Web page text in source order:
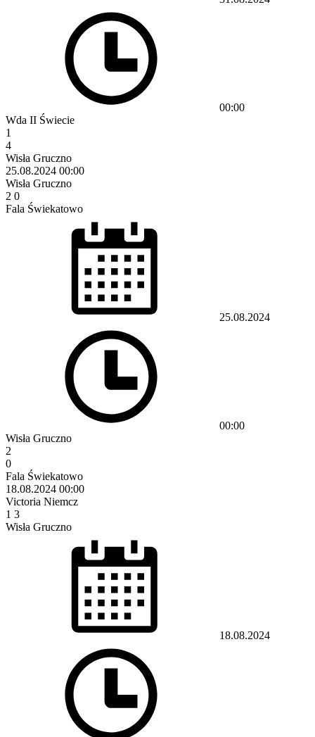
00:00
Wda II Świecie
1
4
Wisła Gruczno
25.08.2024 00:00
Wisła Gruczno
2 0
Fala Świekatowo
25.08.2024
00:00
Wisła Gruczno
2
0
Fala Świekatowo
18.08.2024 00:00
Victoria Niemcz
1 3
Wisła Gruczno
18.08.2024